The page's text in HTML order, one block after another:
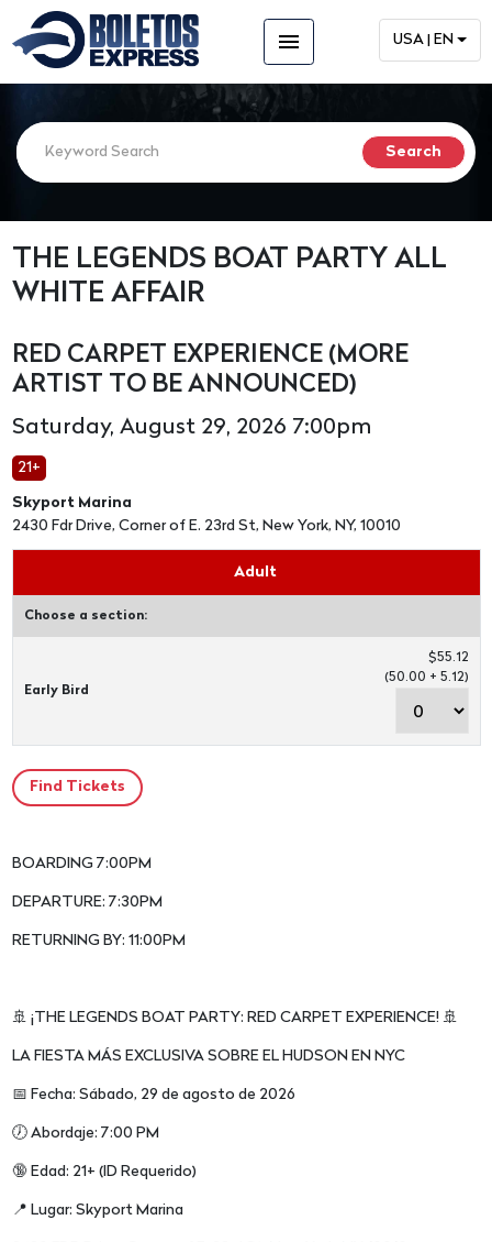
menu USA | EN
THE LEGENDS BOAT PARTY ALL
WHITE AFFAIR
RED CARPET EXPERIENCE (MORE
ARTIST TO BE ANNOUNCED)
Saturday, August 29, 2026 7:00pm
21+
Skyport Marina
2430 Fdr Drive, Corner of E. 23rd St, New York, NY, 10010
Adult
Choose a section:
Early Bird
$55.12
(50.00 + 5.12)
BOARDING 7:00PM
DEPARTURE: 7:30PM
RETURNING BY: 11:00PM
🚢 ¡THE LEGENDS BOAT PARTY: RED CARPET EXPERIENCE! 🚢
LA FIESTA MÁS EXCLUSIVA SOBRE EL HUDSON EN NYC
📅 Fecha: Sábado, 29 de agosto de 2026
🕖 Abordaje: 7:00 PM
🔞 Edad: 21+ (ID Requerido)
📍 Lugar: Skyport Marina